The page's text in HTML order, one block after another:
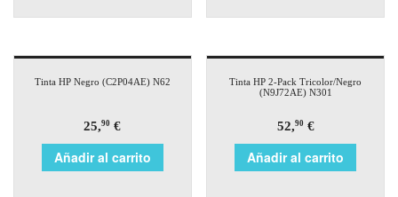
Tinta HP Negro (C2P04AE) N62
25,90 €
Añadir al carrito
Tinta HP 2-Pack Tricolor/Negro
(N9J72AE) N301
52,90€
Añadir al carrito